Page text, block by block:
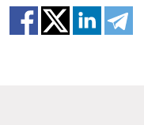
картинку.